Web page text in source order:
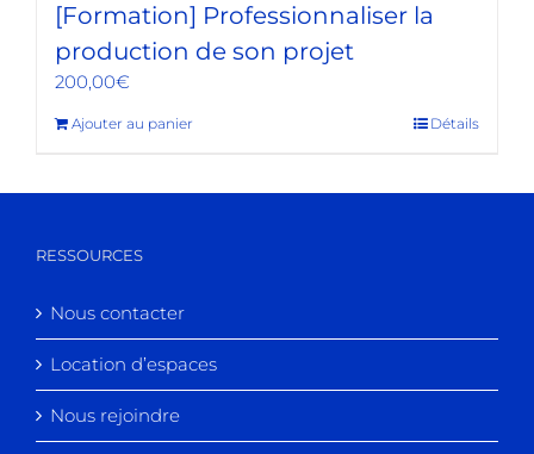
[Formation] Professionnaliser la
production de son projet
200,00€
Ajouter au panier Détails
RESSOURCES
Nous contacter
Location d’espaces
Nous rejoindre